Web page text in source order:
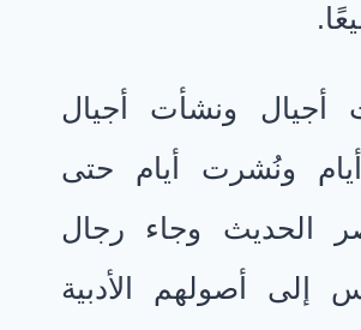
أجيال ونشأت أجيال
ونُشرت أيام حتى
الحديث وجاء رجال
إلى أصولهم الأدبية